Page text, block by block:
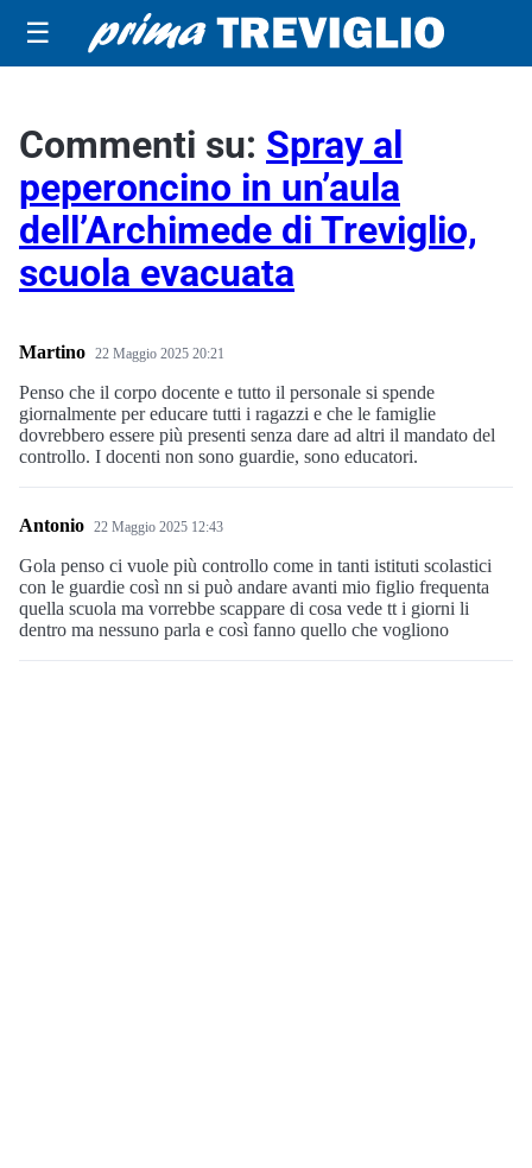
☰
Commenti su: Spray al
peperoncino in un’aula
dell’Archimede di Treviglio,
scuola evacuata
Martino 22 Maggio 2025 20:21
Penso che il corpo docente e tutto il personale si spende
giornalmente per educare tutti i ragazzi e che le famiglie
dovrebbero essere più presenti senza dare ad altri il mandato del
controllo. I docenti non sono guardie, sono educatori.
Antonio 22 Maggio 2025 12:43
Gola penso ci vuole più controllo come in tanti istituti scolastici
con le guardie così nn si può andare avanti mio figlio frequenta
quella scuola ma vorrebbe scappare di cosa vede tt i giorni li
dentro ma nessuno parla e così fanno quello che vogliono